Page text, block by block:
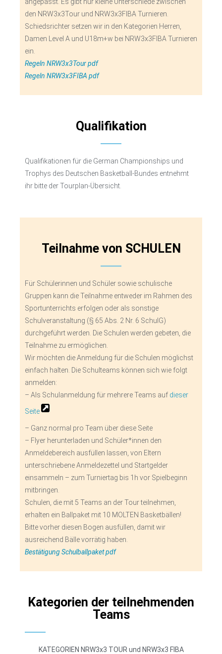
den NRW3x3Tour und NRW3x3FIBA Turnieren.
Schiedsrichter setzen wir in den Kategorien Herren,
Damen Level A und U18m+w bei NRW3x3FIBA Turnieren
ein.
Regeln NRW3x3Tour pdf
Regeln NRW3x3FIBA pdf
Qualifikation
Qualifikationen für die German Championships und
Trophys des Deutschen Basketball-Bundes entnehmt
ihr bitte der Tourplan-Übersicht.
Teilnahme von SCHULEN
Für Schülerinnen und Schüler sowie schulische
Gruppen kann die Teilnahme entweder im Rahmen des
Sportunterrichts erfolgen oder als sonstige
Schulveranstaltung (§ 65 Abs. 2 Nr. 6 SchulG)
durchgeführt werden. Die Schulen werden gebeten, die
Teilnahme zu ermöglichen.
Wir möchten die Anmeldung für die Schulen möglichst
einfach halten. Die Schulteams können sich wie folgt
anmelden:
– Als Schulanmeldung für mehrere Teams auf dieser
Seite
– Ganz normal pro Team über diese Seite
– Flyer herunterladen und Schüler*innen den
Anmeldebereich ausfüllen lassen, von Eltern
unterschriebene Anmeldezettel und Startgelder
einsammeln – zum Turniertag bis 1h vor Spielbeginn
mitbringen.
Schulen, die mit 5 Teams an der Tour teilnehmen,
erhalten ein Ballpaket mit 10 MOLTEN Basketbällen!
Bitte vorher diesen Bogen ausfüllen, damit wir
ausreichend Bälle vorrätig haben.
Bestätigung Schulballpaket pdf
Kategorien der teilnehmenden
Teams
KATEGORIEN NRW3x3 TOUR und NRW3x3 FIBA